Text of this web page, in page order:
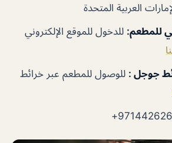
العربية المتحدة
للمطعم: للدخول للموقع الإلكتروني
جوجل : للوصول للمطعم عبر خرائط